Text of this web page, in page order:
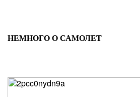
НЕМНОГО О САМОЛЕТ